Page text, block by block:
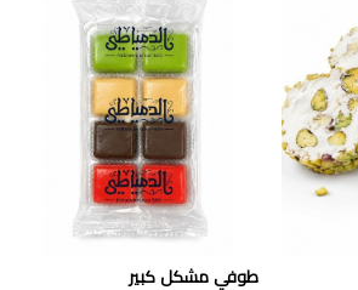
طوفي مشكل كبير